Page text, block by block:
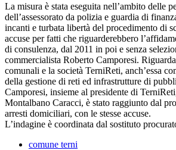
La misura è stata eseguita nell’ambito delle
dell’assessorato da polizia e guardia di
incanti e turbata libertà del procedimento di
accuse per fatti che riguarderebbero
di consulenza, dal 2011 in poi e senza
commercialista Roberto Camporesi.
comunali e la società TerniReti, anch’essa
della gestione di reti ed infrastrutture di
Camporesi, insieme al presidente di
Montalbano Caracci, è stato raggiunto dal
arresti domiciliari, con le stesse accuse.
L’indagine è coordinata dal sostituto
comune terni